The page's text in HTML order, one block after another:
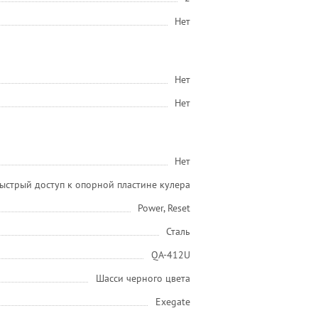
Нет
Нет
Нет
Нет
доступ к опорной пластине кулера
Power, Reset
Сталь
QA-412U
Шасси черного цвета
Exegate